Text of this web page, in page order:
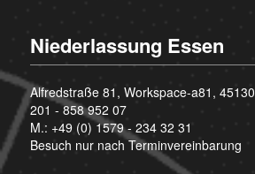
Niederlassung Essen
Alfredstraße 81, Workspace-a81,
201 - 858 952 07
M.: +49 (0) 1579 - 234 32 31
Besuch nur nach Terminvereinbarung